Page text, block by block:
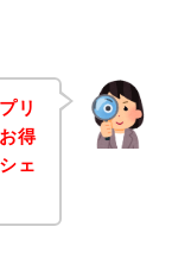
リ
得
ェ